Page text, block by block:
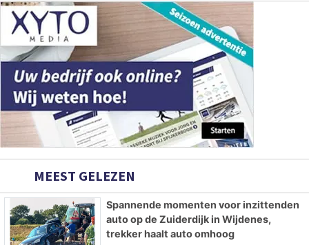
MEEST GELEZEN
Spannende momenten voor inzittenden
auto op de Zuiderdijk in Wijdenes,
trekker haalt auto omhoog